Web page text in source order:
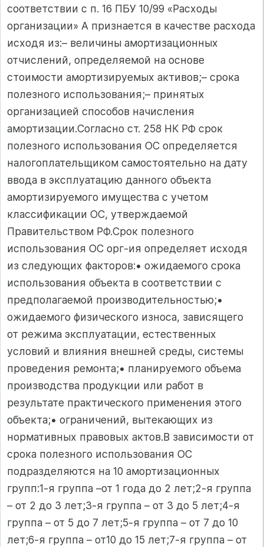
соответствии с п. 16 ПБУ 10/99 «Расходы
организации» А признается в качестве расхода
исходя из:– величины амортизационных
отчислений, определяемой на основе
стоимости амортизируемых активов;– срока
полезного использования;– принятых
организацией способов начисления
амортизации.Согласно ст. 258 НК РФ срок
полезного использования ОС определяется
налогоплательщиком самостоятельно на дату
ввода в эксплуатацию данного объекта
амортизируемого имущества с учетом
классификации ОС, утверждаемой
Правительством РФ.Срок полезного
использования ОС орг-ия определяет исходя
из следующих факторов:• ожидаемого срока
использования объекта в соответствии с
предполагаемой производительностью;•
ожидаемого физического износа, зависящего
от режима эксплуатации, естественных
условий и влияния внешней среды, системы
проведения ремонта;• планируемого объема
производства продукции или работ в
результате практического применения этого
объекта;• ограничений, вытекающих из
нормативных правовых актов.В зависимости от
срока полезного использования ОС
подразделяются на 10 амортизационных
групп:1-я группа –от 1 года до 2 лет;2-я группа
– от 2 до 3 лет;3-я группа – от 3 до 5 лет;4-я
группа – от 5 до 7 лет;5-я группа – от 7 до 10
лет;6-я группа – от10 до 15 лет;7-я группа – от